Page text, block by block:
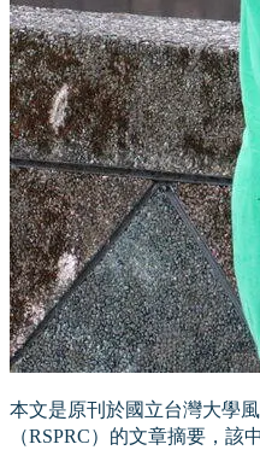
本文是原刊於國立台灣大學
（RSPRC）的文章摘要，